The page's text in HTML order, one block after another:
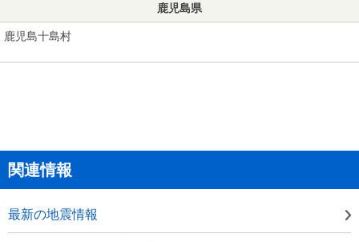
鹿児島県
鹿児島十島村
関連情報
最新の地震情報